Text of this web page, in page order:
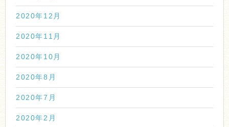
2020年12月
2020年11月
2020年10月
2020年8月
2020年7月
2020年2月